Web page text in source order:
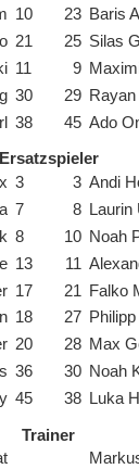
10 23 Baris
21 25 Silas
11 9
30 29
38 45 Ado
Ersatzspieler
3 3 Andi
7 8
Laurin
8 10 Noah
13 11
17 21 Falko
18 27
20 28 Max
36 30 Noah
45 38 Luka
Trainer